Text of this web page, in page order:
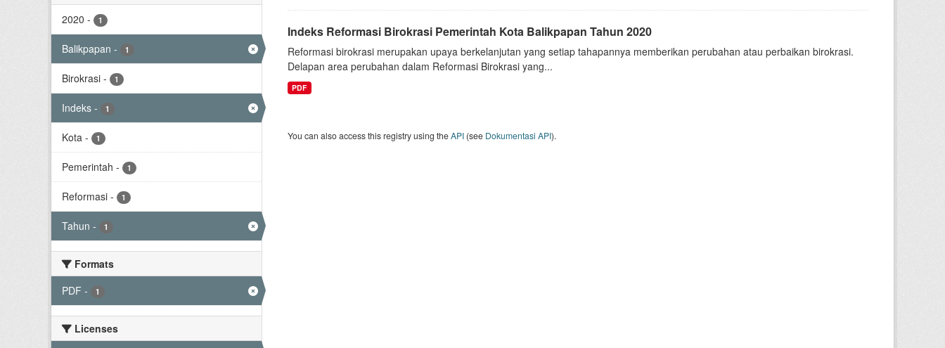
2020 - 1
Balikpapan - 1
Birokrasi - 1
Indeks - 1
Kota - 1
Pemerintah - 1
Reformasi - 1
Tahun - 1
Formats
PDF - 1
Licenses
Indeks Reformasi Birokrasi Pemerintah Kota Balikpapan Tahun 2020
Reformasi birokrasi merupakan upaya berkelanjutan yang setiap tahapannya memberikan perubahan atau perbaikan birokrasi.
Delapan area perubahan dalam Reformasi Birokrasi yang...
PDF
You can also access this registry using theAPI(see Dokumentasi API).